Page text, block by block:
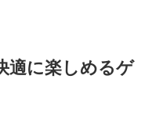
適に楽しめるゲ